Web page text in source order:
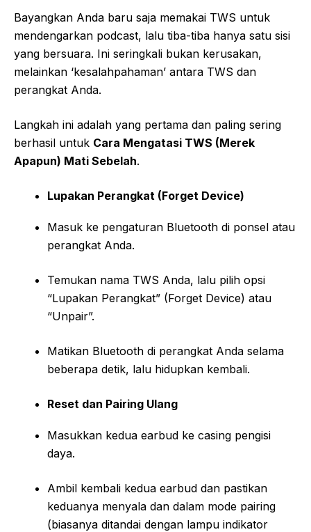
Bayangkan Anda baru saja memakai TWS untuk
mendengarkan podcast, lalu tiba-tiba hanya satu sisi
yang bersuara. Ini seringkali bukan kerusakan,
melainkan ‘kesalahpahaman’ antara TWS dan
perangkat Anda.
Langkah ini adalah yang pertama dan paling sering
berhasil untuk Cara Mengatasi TWS (Merek
Apapun) Mati Sebelah.
Lupakan Perangkat (Forget Device)
Masuk ke pengaturan Bluetooth di ponsel atau
perangkat Anda.
Temukan nama TWS Anda, lalu pilih opsi
“Lupakan Perangkat” (Forget Device) atau
“Unpair”.
Matikan Bluetooth di perangkat Anda selama
beberapa detik, lalu hidupkan kembali.
Reset dan Pairing Ulang
Masukkan kedua earbud ke casing pengisi
daya.
Ambil kembali kedua earbud dan pastikan
keduanya menyala dan dalam mode pairing
(biasanya ditandai dengan lampu indikator